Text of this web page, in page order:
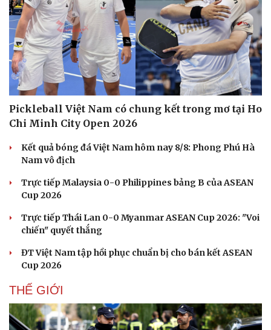
Pickleball Việt Nam có chung kết trong mơ tại Ho
Chi Minh City Open 2026
Kết quả bóng đá Việt Nam hôm nay 8/8: Phong Phú Hà
Nam vô địch
Trực tiếp Malaysia 0-0 Philippines bảng B của ASEAN
Cup 2026
Trực tiếp Thái Lan 0-0 Myanmar ASEAN Cup 2026: "Voi
chiến" quyết thắng
ĐT Việt Nam tập hồi phục chuẩn bị cho bán kết ASEAN
Cup 2026
THẾ GIỚI